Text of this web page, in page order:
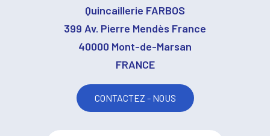
Quincaillerie FARBOS
399 Av. Pierre Mendès France
40000 Mont-de-Marsan
FRANCE
CONTACTEZ - NOUS